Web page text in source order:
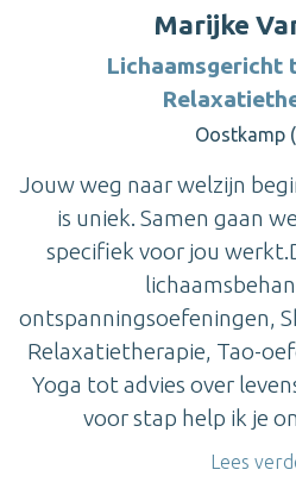
Marijke
Lichaamsgericht
Oostkamp
Jouw weg naar welzijn
is uniek. Samen gaan
specifiek voor jou
ontspanningsoefeningen,
Relaxatietherapie, Tao-
Yoga tot advies over
voor stap help ik je
Lees